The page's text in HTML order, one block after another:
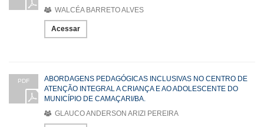
WALCÉA BARRETO ALVES
Acessar
PDF
ABORDAGENS PEDAGÓGICAS INCLUSIVAS NO CENTRO DE
ATENÇÃO INTEGRAL A CRIANÇA E AO ADOLESCENTE DO
MUNICÍPIO DE CAMAÇARI/BA.
GLAUCO ANDERSON ARIZI PEREIRA